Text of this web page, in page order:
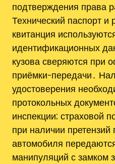
подтверждения права
Технический паспорт и
квитанция
идентификационных
кузова сверяются при
приёмки-передачи․
удостоверения
протокольных
инспекции; страховой
при наличии
автомобиля
манипуляций с замком